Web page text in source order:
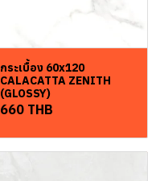
กระเบื้อง 60x120
CALACATTA ZENITH
(GLOSSY)
660 THB